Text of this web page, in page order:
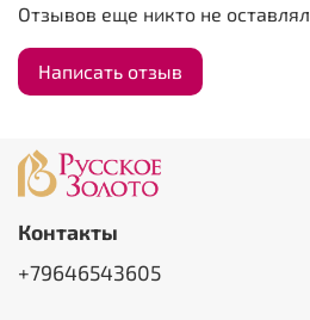
Отзывов еще никто не оставлял
Написать отзыв
Контакты
+79646543605